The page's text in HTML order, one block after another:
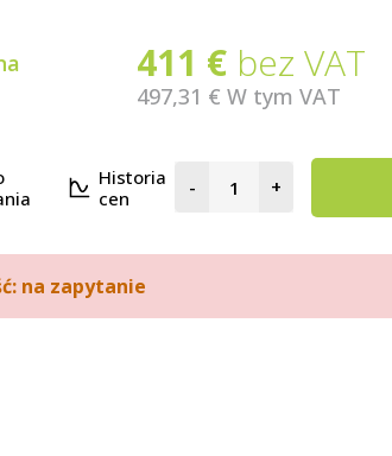
411 € bez VAT
497,31 € W tym VAT
Historia
cen
- +
na zapytanie